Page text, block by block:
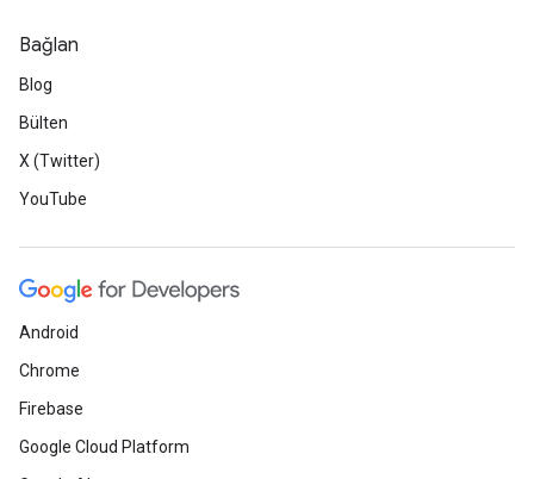
Bağlan
Blog
Bülten
X (Twitter)
YouTube
Android
Chrome
Firebase
Google Cloud Platform